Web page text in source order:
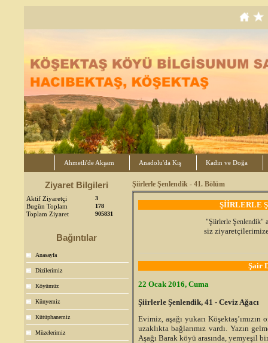
Ahmetli'de Akşam Anadolu'da Kış Kadın ve Doğa
Ziyaret Bilgileri
Aktif Ziyaretçi 3
Bugün Toplam 178
Toplam Ziyaret 905831
Bağıntılar
Anasayfa
Dizilerimiz
Köyümüz
Künyemiz
Kütüphanemiz
Müzelerimiz
Şiirlerle Şenlendik - 41. Bölüm
ŞİİRLERLE
"Şiirlerle Şenlendik"
siz ziyaretçilerimize
Şair
22 Ocak 2016, Cuma
Şiirlerle Şenlendik, 41 - Ceviz Ağacı
Evimiz, aşağı yukarı
uzaklıkta bağlarımız vardı. Yazın
Aşağı Barak köyü arasında, yemyeşil